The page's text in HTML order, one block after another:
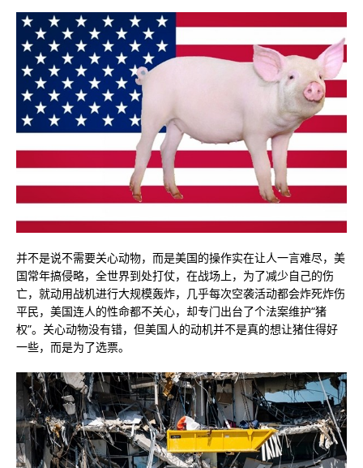
并不是说不需要关心动物，而是美国的操作实在让人一言难尽，美
国常年搞侵略，全世界到处打仗，在战场上，为了减少自己的伤
亡，就动用战机进行大规模轰炸，几乎每次空袭活动都会炸死炸伤
平民，美国连人的性命都不关心，却专门出台了个法案维护“猪
权”。关心动物没有错，但美国人的动机并不是真的想让猪住得好
一些，而是为了选票。